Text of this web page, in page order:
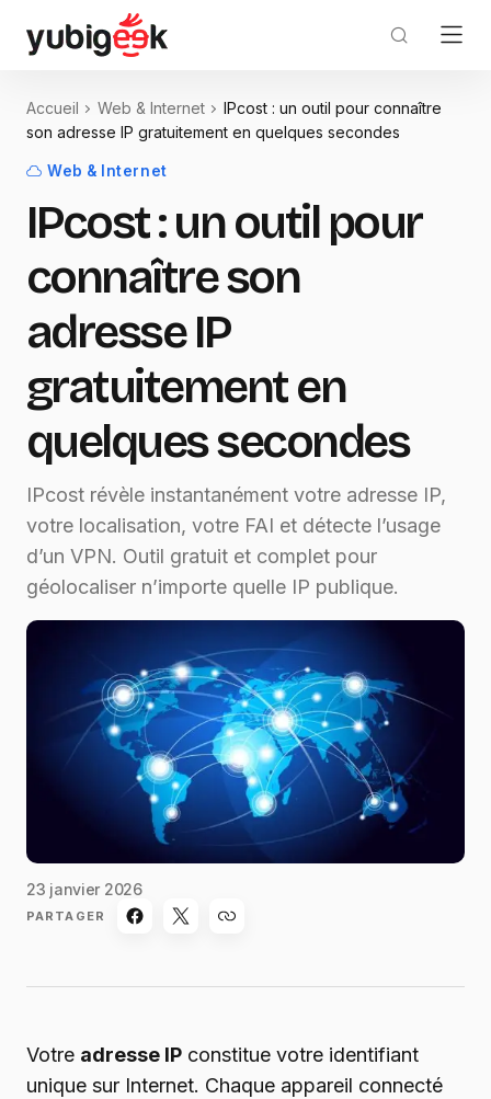
Accueil Web & Internet
IPcost : un outil pour connaître
son adresse IP gratuitement en quelques secondes
Web & Internet
IPcost : un outil pour
connaître son
adresse IP
gratuitement en
quelques secondes
IPcost révèle instantanément votre adresse IP,
votre localisation, votre FAI et détecte l’usage
d’un VPN. Outil gratuit et complet pour
géolocaliser n’importe quelle IP publique.
23 janvier 2026
PARTAGER
Votre adresse IP constitue votre identifiant
unique sur Internet. Chaque appareil connecté